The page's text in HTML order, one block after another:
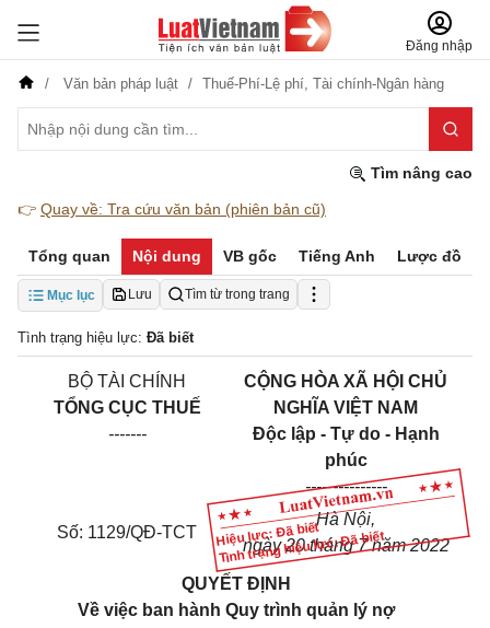
Đăng nhập
Văn bản pháp luật Thuế-Phí-Lệ phí, Tài chính-Ngân hàng
Tìm nâng cao
👉 Quay về: Tra cứu văn bản (phiên bản cũ)
Tổng quan Nội dung VB gốc Tiếng Anh Lược đồ
Mục lục Lưu Tìm từ trong trang
Tình trạng hiệu lực: Đã biết
Hiệu lực: Đã biết
Tình trạng hiệu lực: Đã biết
BỘ TÀI CHÍNH
TỔNG CỤC THUẾ
-------
CỘNG HÒA XÃ HỘI CHỦ
NGHĨA VIỆT NAM
Độc lập - Tự do - Hạnh
phúc
---------------
Số: 1129/QĐ-TCT
Hà Nội,
ngày20tháng7năm2022
QUYẾT ĐỊNH
Về việc ban hành Quy trình quản lý nợ